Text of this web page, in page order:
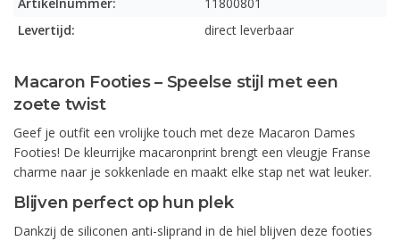
Levertijd:
direct leverbaar
Macaron Footies – Speelse stijl met een
zoete twist
Geef je outfit een vrolijke touch met deze Macaron Dames
Footies! De kleurrijke macaronprint brengt een vleugje Franse
charme naar je sokkenlade en maakt elke stap net wat leuker.
Blijven perfect op hun plek
Dankzij de siliconen anti-sliprand in de hiel blijven deze footies